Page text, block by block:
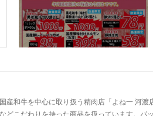
産和牛を中心に取り扱う精肉店「よね一 河
どこだわりを持った商品を扱っています。パ